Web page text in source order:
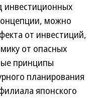
инвестиционных
можно
от инвестиций,
от опасных
принципы
планирования
японского